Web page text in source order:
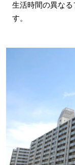
生活時間の異な
す。